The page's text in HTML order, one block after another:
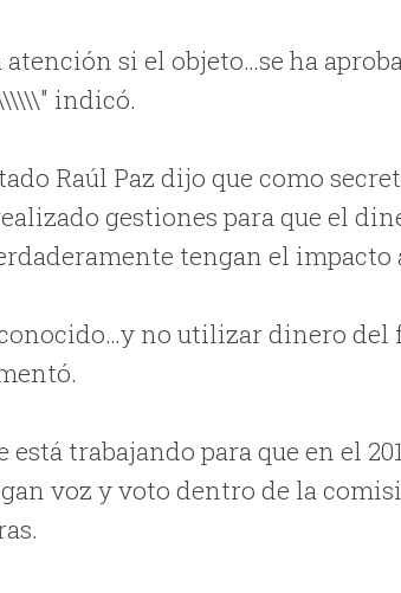
si el objeto…se ha
indicó.
Raúl Paz dijo que como
gestiones para que el
tengan el impacto
no utilizar dinero
está trabajando para que en el
voz y voto dentro de la